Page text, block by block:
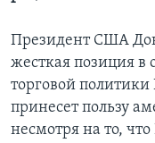
Президент США
жесткая позиция
торговой
принесет пользу
несмотря на то,